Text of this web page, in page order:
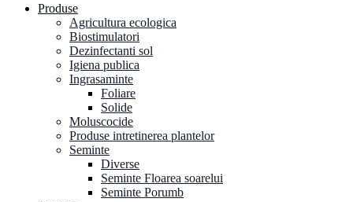
Produse
Agricultura ecologica
Biostimulatori
Dezinfectanti sol
Igiena publica
Ingrasaminte
Foliare
Solide
Moluscocide
Produse intretinerea plantelor
Seminte
Diverse
Seminte Floarea soarelui
Seminte Porumb